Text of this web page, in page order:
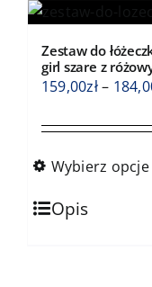
wariantów.
można
wybrać
stronie
produktu
Zestaw do
girl szare z
159,00zł–
Wybierz opcje
Ten
produkt
Opis